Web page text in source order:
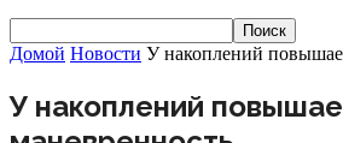
Домой Новости У накоплений
У накоплений